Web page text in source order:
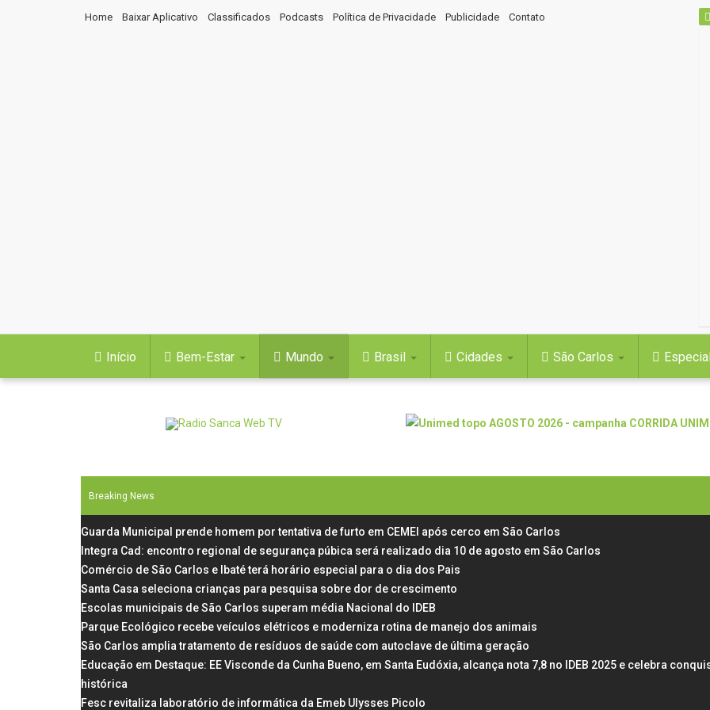
Home Baixar Aplicativo Classificados Podcasts Política de Privacidade Publicidade Contato
Início Bem-Estar Mundo Brasil Cidades São Carlos
Breaking News
Guarda Municipal prende homem por tentativa de furto em CEMEI após cerco em São Carlos
Integra Cad: encontro regional de segurança púbica será realizado dia 10 de agosto em São Carlos
Comércio de São Carlos e Ibaté terá horário especial para o dia dos Pais
Santa Casa seleciona crianças para pesquisa sobre dor de crescimento
Escolas municipais de São Carlos superam média Nacional do IDEB
Parque Ecológico recebe veículos elétricos e moderniza rotina de manejo dos animais
São Carlos amplia tratamento de resíduos de saúde com autoclave de última geração
Educação em Destaque: EE Visconde da Cunha Bueno, em Santa Eudóxia, alcança nota 7,8 no IDEB 2025 e celebra
histórica
Fesc revitaliza laboratório de informática da Emeb Ulysses Picolo